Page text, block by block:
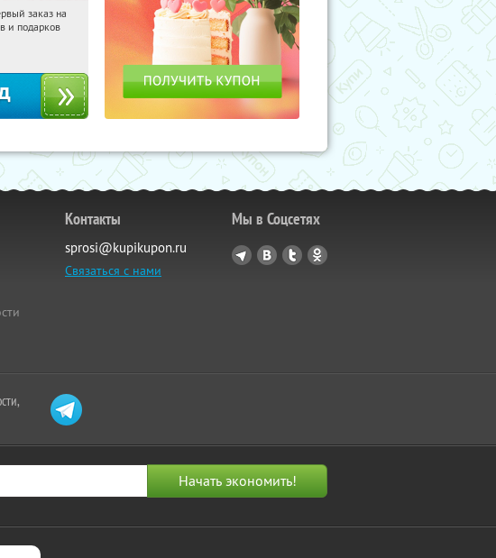
Получили:
заказ на
и подарков
Контакты
sprosi@kupikupon.ru
Связаться с нами
Мы в Соцсетях